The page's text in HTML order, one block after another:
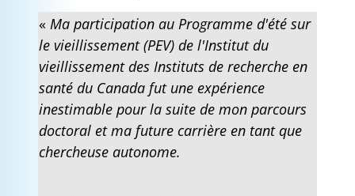
« Ma participation au Programme d'été sur
le vieillissement (PEV) de l'Institut du
vieillissement des Instituts de recherche en
santé du Canada fut une expérience
inestimable pour la suite de mon parcours
doctoral et ma future carrière en tant que
chercheuse autonome.